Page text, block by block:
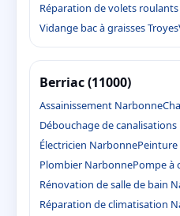
Réparation de volets roulants
Vidange bac à graisses Troyes
Berriac (11000)
Assainissement Narbonne
Débouchage de
Électricien Narbonne
Plombier NarbonnePompe à
Rénovation de salle de bain
Réparation de climatisation